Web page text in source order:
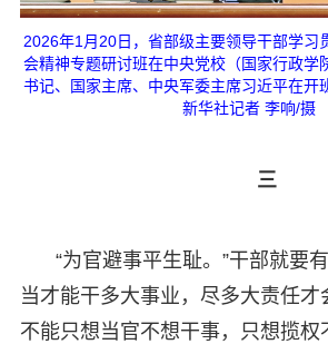
2026年1月20日，省部级主要领导干部学习
会精神专题研讨班在中央党校（国家行政学
书记、国家主席、中央军委主席习近平在开
新华社记者 李响/摄
三
“为官避事平生耻。”干部就要
当才能干多大事业，尽多大责任才
不能只想当官不想干事，只想揽权